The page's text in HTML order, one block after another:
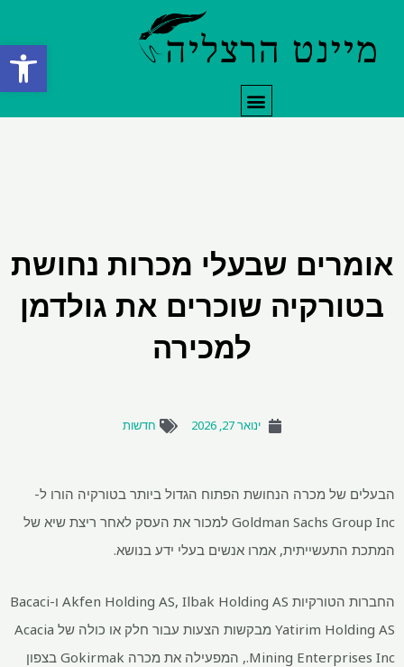
פתח
תפריט
אומרים שבעלי מכרות נחושת
בטורקיה שוכרים את גולדמן
למכירה
ינואר 27, 2026 חדשות
הבעלים של מכרה הנחושת הפתוח הגדול ביותר בטורקיה הורו ל-
Goldman Sachs Group Inc למכור את העסק לאחר ריצת שיא של
המתכת התעשייתית, אמרו אנשים בעלי ידע בנושא.
החברות הטורקיות Akfen Holding AS, Ilbak Holding AS ו-Bacaci
Yatirim Holding AS מבקשות הצעות עבור חלק או כולה של Acacia
Mining Enterprises Inc., המפעילה את מכרה Gokirmak בצפון